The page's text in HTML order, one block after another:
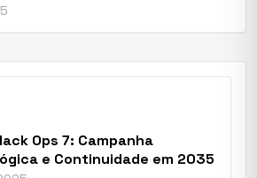
Ops 7: Campanha
e Continuidade em 2035